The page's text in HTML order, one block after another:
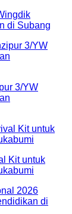
di Subang
3/YW
Kit untuk